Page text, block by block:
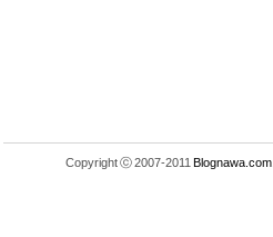
Copyright ⓒ 2007-2011 Blognawa.com